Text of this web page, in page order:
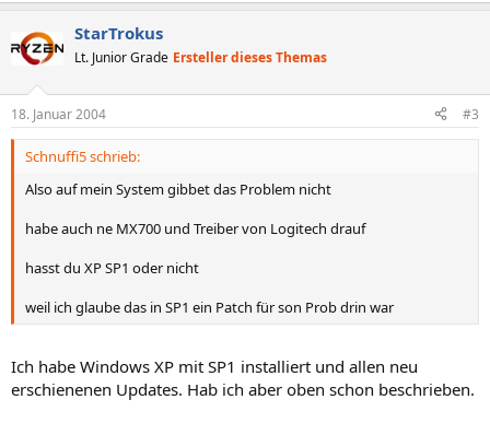
StarTrokus
Lt. Junior Grade Ersteller dieses Themas
18. Januar 2004 #3
Schnuffi5 schrieb:
Also auf mein System gibbet das Problem nicht
habe auch ne MX700 und Treiber von Logitech drauf
hasst du XP SP1 oder nicht
weil ich glaube das in SP1 ein Patch für son Prob drin war
Ich habe Windows XP mit SP1 installiert und allen neu
erschienenen Updates. Hab ich aber oben schon beschrieben.